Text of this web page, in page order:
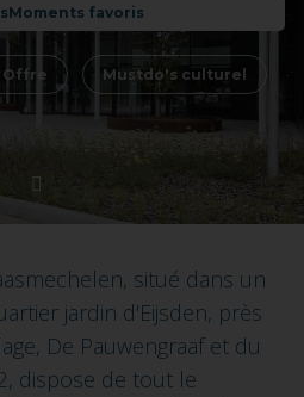
favoris
Offre Mustdo's culturel
situé dans un
jardin d'Eijsden, près
De Pauwengraaf et du
dispose de tout le